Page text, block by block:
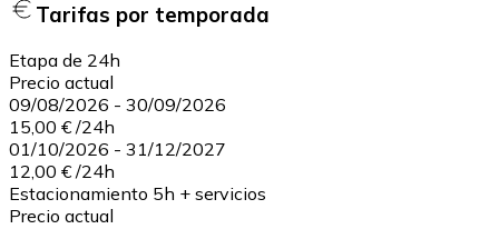
Tarifas por temporada
Etapa de 24h
Precio actual
09/08/2026 - 30/09/2026
15,00 € /24h
01/10/2026 - 31/12/2027
12,00 € /24h
Estacionamiento 5h + servicios
Precio actual